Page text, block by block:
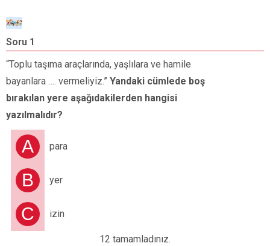
Soru 1
“Toplu taşıma araçlarında, yaşlılara ve hamile
bayanlara …. vermeliyiz.” Yandaki cümlede boş
bırakılan yere aşağıdakilerden hangisi
yazılmalıdır?
A para
B yer
C izin
12 tamamladınız.